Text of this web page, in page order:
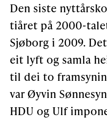
SLIK KAN DU BIDRA
Bidra til lokalhistorie
Støtteannonsørar
OM ULSTEIN
Den siste
tiåret på 2000-
Sjøborg i 2009.
eit lyft og samla
til dei to
var Øyvin
HDU og Ulf